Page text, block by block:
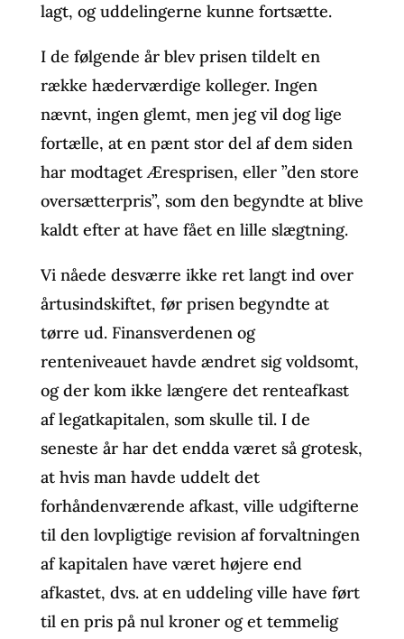
lagt, og uddelingerne kunne fortsætte.
I de følgende år blev prisen tildelt en
række hæderværdige kolleger. Ingen
nævnt, ingen glemt, men jeg vil dog lige
fortælle, at en pænt stor del af dem siden
har modtaget Æresprisen, eller ”den store
oversætterpris”, som den begyndte at blive
kaldt efter at have fået en lille slægtning.
Vi nåede desværre ikke ret langt ind over
årtusindskiftet, før prisen begyndte at
tørre ud. Finansverdenen og
renteniveauet havde ændret sig voldsomt,
og der kom ikke længere det renteafkast
af legatkapitalen, som skulle til. I de
seneste år har det endda været så grotesk,
at hvis man havde uddelt det
forhåndenværende afkast, ville udgifterne
til den lovpligtige revision af forvaltningen
af kapitalen have været højere end
afkastet, dvs. at en uddeling ville have ført
til en pris på nul kroner og et temmelig